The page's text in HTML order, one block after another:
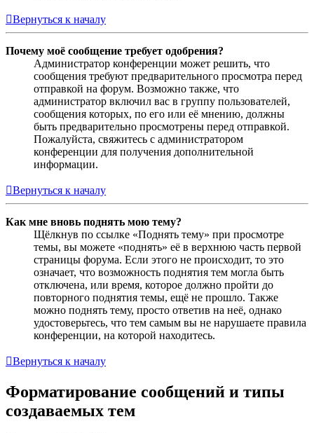
Вернуться к началу
Почему моё сообщение требует одобрения?
Администратор конференции может решить, что
сообщения требуют предварительного просмотра перед
отправкой на форум. Возможно также, что
администратор включил вас в группу пользователей,
сообщения которых, по его или её мнению, должны
быть предварительно просмотрены перед отправкой.
Пожалуйста, свяжитесь с администратором
конференции для получения дополнительной
информации.
Вернуться к началу
Как мне вновь поднять мою тему?
Щёлкнув по ссылке «Поднять тему» при просмотре
темы, вы можете «поднять» её в верхнюю часть первой
страницы форума. Если этого не происходит, то это
означает, что возможность поднятия тем могла быть
отключена, или время, которое должно пройти до
повторного поднятия темы, ещё не прошло. Также
можно поднять тему, просто ответив на неё, однако
удостоверьтесь, что тем самым вы не нарушаете правила
конференции, на которой находитесь.
Вернуться к началу
Форматирование сообщений и типы
создаваемых тем